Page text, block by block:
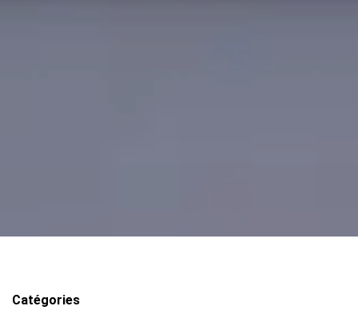
Catégories